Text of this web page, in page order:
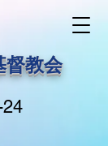
督教会